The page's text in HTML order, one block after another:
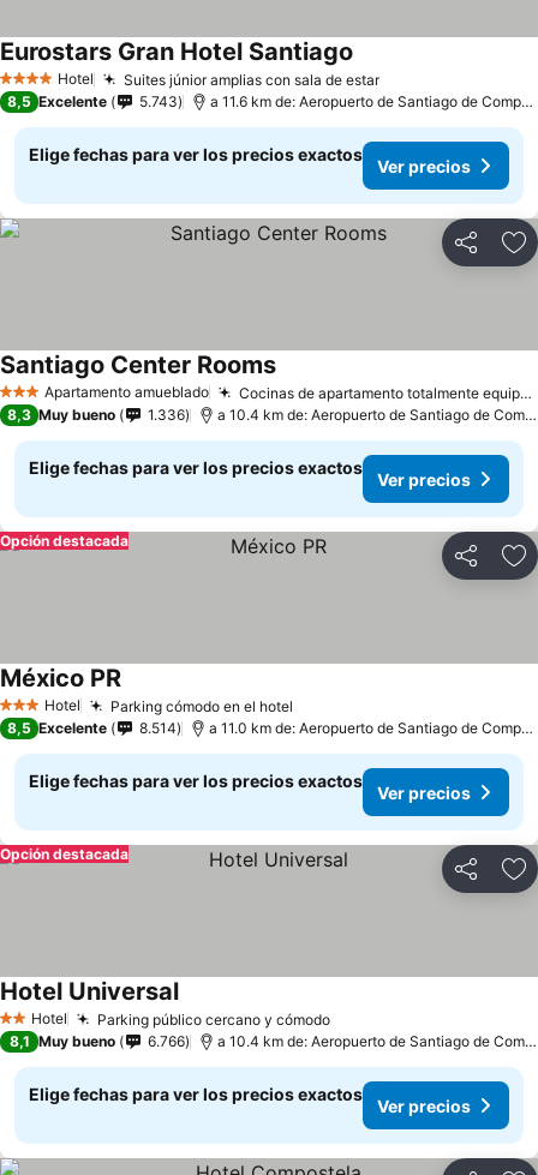
4 EstrellasHotel Suites júnior amplias con sala de estar
Eurostars Gran Hotel Santiago
8,5 Excelente 5.743 a 11.6 km de: Aeropuerto de Santiago de Compostela
Elige fechas para ver los precios exactos
Ver precios
Compartir
3 EstrellasApartamento amueblado Cocinas de apartamento totalmente equipadas
Santiago Center Rooms
8,3 Muy bueno 1.336 a 10.4 km de: Aeropuerto de Santiago de Compostela
Elige fechas para ver los precios exactos
Ver precios
Compartir
Opción destacada
3 Estrellas
Hotel Parking cómodo en el hotel
México PR
8,5 Excelente 8.514 a 11.0 km de: Aeropuerto de Santiago de Compostela
Elige fechas para ver los precios exactos
Ver precios
Compartir
Opción destacada
2 Estrellas
Hotel Parking público cercano y cómodo
Hotel Universal
8,1 Muy bueno 6.766 a 10.4 km de: Aeropuerto de Santiago de Compostela
Elige fechas para ver los precios exactos
Ver precios